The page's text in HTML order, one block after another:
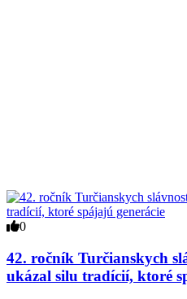
0
42. ročník Turčianskych
ukázal silu tradícií, ktoré